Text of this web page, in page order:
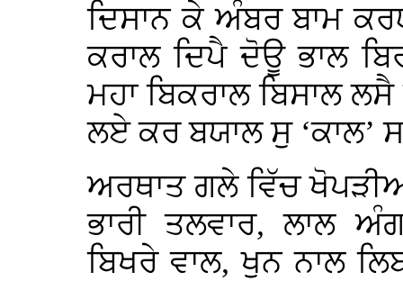
ਦਿਸਾਨ ਕੇ ਅੰਬਰ ਬਾਮ
ਕਰਾਲ ਦਿਪੈ ਦੋਊ ਭਾਲ
ਮਹਾ ਬਿਕਰਾਲ ਬਿਸਾਲ
ਲਏ ਕਰ ਬਯਾਲ ਸੁ ‘ਕਾਲ’
ਅਰਥਾਤ ਗਲੇ ਵਿੱਚ
ਭਾਰੀ ਤਲਵਾਰ, ਲਾਲ
ਬਿਖਰੇ ਵਾਲ, ਖੁਨ ਨਾਲ